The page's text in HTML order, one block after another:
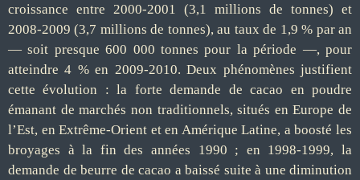
croissance entre 2000-2001 (3,1 millions de tonnes) et
2008-2009 (3,7 millions de tonnes), au taux de 1,9 % par an
— soit presque 600 000 tonnes pour la période —, pour
atteindre 4 % en 2009-2010. Deux phénomènes justifient
cette évolution : la forte demande de cacao en poudre
émanant de marchés non traditionnels, situés en Europe de
l’Est, en Extrême-Orient et en Amérique Latine, a boosté les
broyages à la fin des années 1990 ; en 1998-1999, la
demande de beurre de cacao a baissé suite à une diminution